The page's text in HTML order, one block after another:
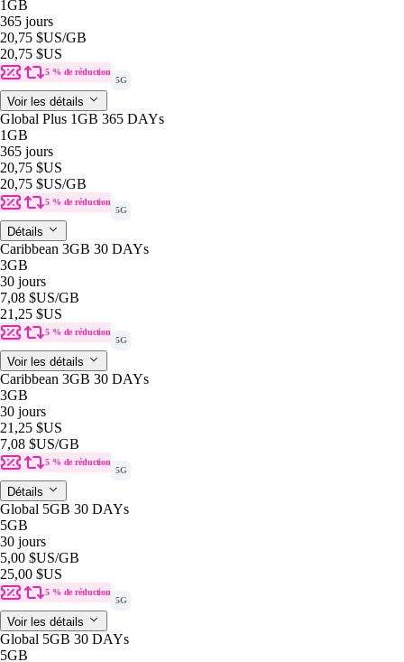
1GB
365 jours
20,75 $US/GB
20,75 $US
5 % de réduction
5G
Voir les détails
Global Plus 1GB 365 DAYs
1GB
365 jours
20,75 $US
20,75 $US/GB
5 % de réduction
5G
Détails
Caribbean 3GB 30 DAYs
3GB
30 jours
7,08 $US/GB
21,25 $US
5 % de réduction
5G
Voir les détails
Caribbean 3GB 30 DAYs
3GB
30 jours
21,25 $US
7,08 $US/GB
5 % de réduction
5G
Détails
Global 5GB 30 DAYs
5GB
30 jours
5,00 $US/GB
25,00 $US
5 % de réduction
5G
Voir les détails
Global 5GB 30 DAYs
5GB